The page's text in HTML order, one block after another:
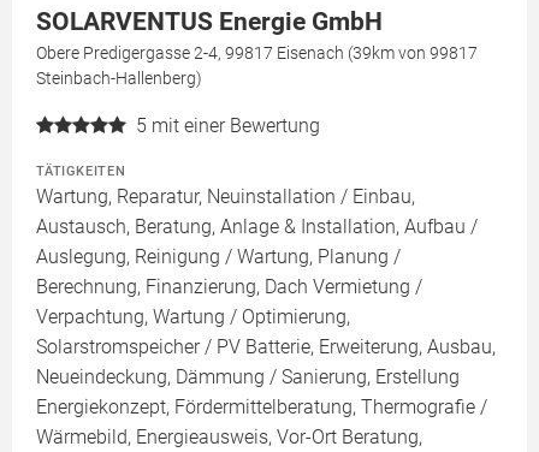
SOLARVENTUS Energie GmbH
Obere Predigergasse 2-4, 99817 Eisenach (39km von 99817
Steinbach-Hallenberg)
5 mit einer Bewertung
TÄTIGKEITEN
Wartung, Reparatur, Neuinstallation / Einbau,
Austausch, Beratung, Anlage & Installation, Aufbau /
Auslegung, Reinigung / Wartung, Planung /
Berechnung, Finanzierung, Dach Vermietung /
Verpachtung, Wartung / Optimierung,
Solarstromspeicher / PV Batterie, Erweiterung, Ausbau,
Neueindeckung, Dämmung / Sanierung, Erstellung
Energiekonzept, Fördermittelberatung, Thermografie /
Wärmebild, Energieausweis, Vor-Ort Beratung,